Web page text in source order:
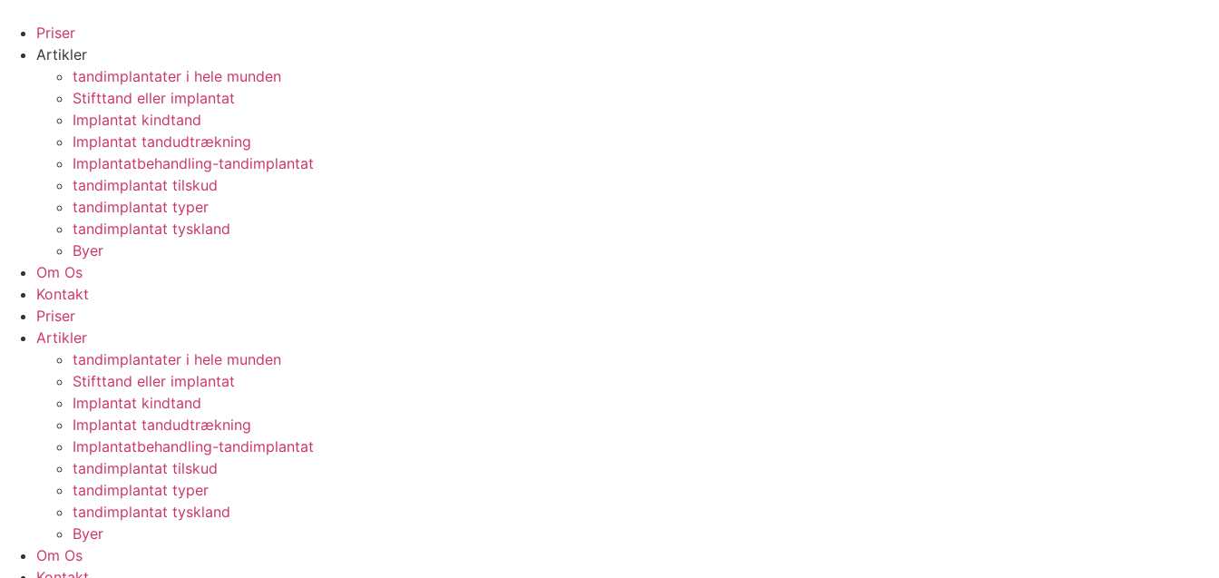
indhold
Priser
Artikler
tandimplantater i hele munden
Stifttand eller implantat
Implantat kindtand
Implantat tandudtrækning
Implantatbehandling-tandimplantat
tandimplantat tilskud
tandimplantat typer
tandimplantat tyskland
Byer
Om Os
Kontakt
Priser
Artikler
tandimplantater i hele munden
Stifttand eller implantat
Implantat kindtand
Implantat tandudtrækning
Implantatbehandling-tandimplantat
tandimplantat tilskud
tandimplantat typer
tandimplantat tyskland
Byer
Om Os